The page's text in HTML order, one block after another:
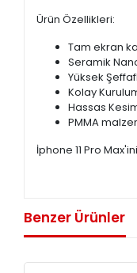
Ürün Özellikleri:
Tam ekran
Seramik
Yüksek
Kolay
Hassas
PMMA
İphone 11 Pro
Benzer Ürünler